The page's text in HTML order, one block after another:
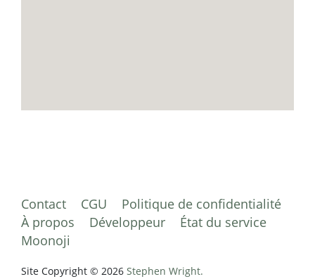
Contact CGU
Politique de confidentialité
À propos
Développeur
État du service
Moonoji
Site Copyright © 2026 Stephen Wright.